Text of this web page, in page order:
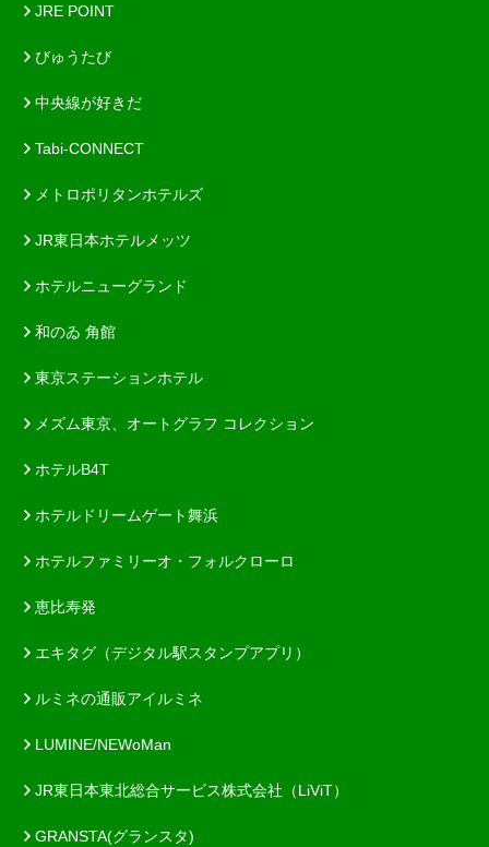
JRE POINT
びゅうたび
中央線が好きだ
Tabi-CONNECT
メトロポリタンホテルズ
JR東日本ホテルメッツ
ホテルニューグランド
和のゐ 角館
東京ステーションホテル
メズム東京、オートグラフ コレクション
ホテルB4T
ホテルドリームゲート舞浜
ホテルファミリーオ・フォルクローロ
恵比寿発
エキタグ（デジタル駅スタンプアプリ）
ルミネの通販アイルミネ
LUMINE/NEWoMan
JR東日本東北総合サービス株式会社（LiViT）
GRANSTA(グランスタ)